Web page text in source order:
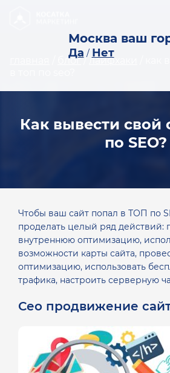
Москва ваш
Да / Нет
блог / лайфхаки
Как вывести свой
по SEO?
Чтобы ваш сайт попал в ТОП по
проделать целый ряд действий:
внутреннюю оптимизацию,
возможности карты сайта,
оптимизацию, использовать
трафика, настроить серверную
Сео продвижение